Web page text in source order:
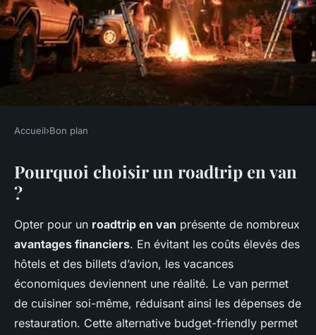
BON PLAN
Roadtrip en van : Une
alternative budget-friendly
pour des vacances
Isaac 25 février 2025 6 min de lecture
Accueil›Bon plan
Pourquoi choisir un roadtrip en van
?
Opter pour un roadtrip en van présente de nombreux
avantages financiers. En évitant les coûts élevés des
hôtels et des billets d’avion, les vacances
économiques deviennent une réalité. Le van permet
de cuisiner soi-même, réduisant ainsi les dépenses de
restauration. Cette alternative budget-friendly permet